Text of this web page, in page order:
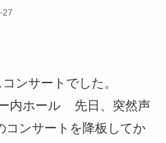
27
コンサートでした。
内ホール 先日、突然声
コンサートを降板してか